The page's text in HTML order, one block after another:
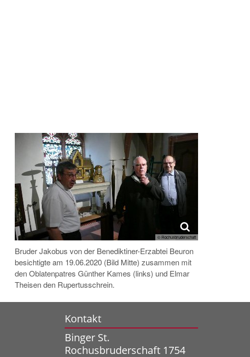
© Rochusbruderschaft
Bruder Jakobus von der Benediktiner-Erzabtei Beuron
besichtigte am 19.06.2020 (Bild Mitte) zusammen mit
den Oblatenpatres Günther Kames (links) und Elmar
Theisen den Rupertusschrein.
Kontakt
Binger St.
Rochusbruderschaft 1754